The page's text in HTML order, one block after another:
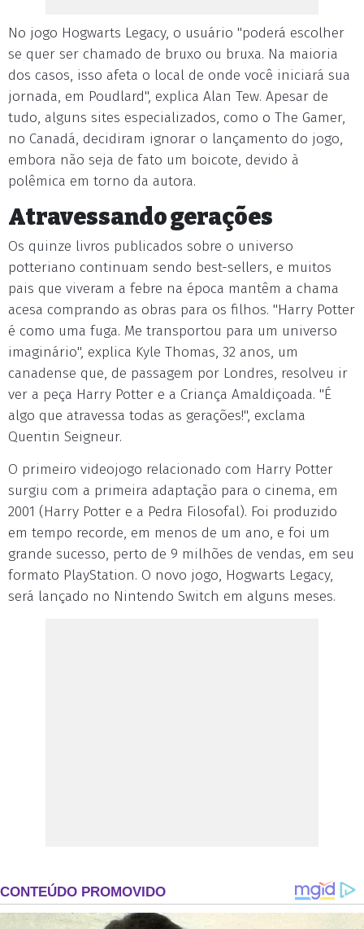
No jogo Hogwarts Legacy, o usuário "poderá escolher
se quer ser chamado de bruxo ou bruxa. Na maioria
dos casos, isso afeta o local de onde você iniciará sua
jornada, em Poudlard", explica Alan Tew. Apesar de
tudo, alguns sites especializados, como o The Gamer,
no Canadá, decidiram ignorar o lançamento do jogo,
embora não seja de fato um boicote, devido à
polêmica em torno da autora.
Atravessando gerações
Os quinze livros publicados sobre o universo
potteriano continuam sendo best-sellers, e muitos
pais que viveram a febre na época mantêm a chama
acesa comprando as obras para os filhos. "Harry Potter
é como uma fuga. Me transportou para um universo
imaginário", explica Kyle Thomas, 32 anos, um
canadense que, de passagem por Londres, resolveu ir
ver a peça Harry Potter e a Criança Amaldiçoada. "É
algo que atravessa todas as gerações!", exclama
Quentin Seigneur.
O primeiro videojogo relacionado com Harry Potter
surgiu com a primeira adaptação para o cinema, em
2001 (Harry Potter e a Pedra Filosofal). Foi produzido
em tempo recorde, em menos de um ano, e foi um
grande sucesso, perto de 9 milhões de vendas, em seu
formato PlayStation. O novo jogo, Hogwarts Legacy,
será lançado no Nintendo Switch em alguns meses.